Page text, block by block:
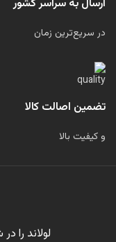
ارسال به سراسر کشور
در سریع‌ترین زمان
تضمین اصالت کالا
و کیفیت بالا
لولاند را